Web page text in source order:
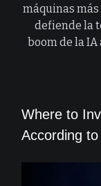
máquinas
defiende la
boom de la
Where to
According